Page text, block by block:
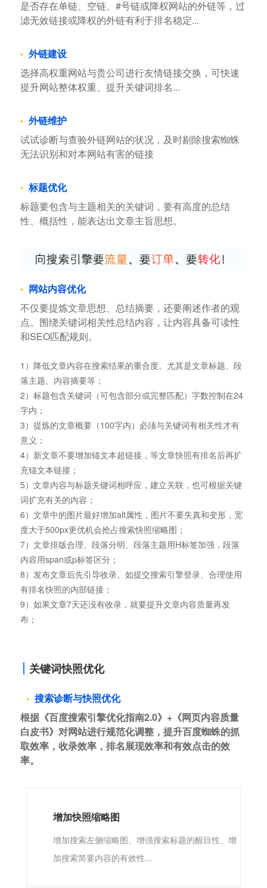
是否存在单链、空链、#号链或降权网站的外链等，过
滤无效链接或降权的外链有利于排名稳定...
外链建设
选择高权重网站与贵公司进行友情链接交换，可快速
提升网站整体权重、提升关键词排名...
外链维护
试试诊断与查验外链网站的状况，及时剔除搜索蜘蛛
无法识别和对本网站有害的链接
标题优化
标题要包含与主题相关的关键词，要有高度的总结
性、概括性，能表达出文章主旨思想。
网站内容优化
不仅要提炼文章思想、总结摘要，还要阐述作者的观
点。围绕关键词相关性总结内容，让内容具备可读性
和SEO匹配规则。
1）降低文章内容在搜索结果的重合度。尤其是文章标题、段
落主题、内容摘要等；
2）标题包含关键词（可包含部分或完整匹配）字数控制在24
字内；
3）提炼的文章概要（100字内）必须与关键词有相关性才有
意义；
4）新文章不要增加锚文本超链接，等文章快照有排名后再扩
充锚文本链接；
5）文章内容与标题关键词相呼应，建立关联，也可根据关键
词扩充有关的内容；
6）文章中的图片最好增加alt属性，图片不要失真和变形，宽
度大于500px更优机会抢占搜索快照缩略图；
7）文章排版合理、段落分明、段落主题用H标签加强，段落
内容用span或p标签区分；
8）发布文章后先引导收录。如提交搜索引擎登录、合理使用
有排名快照的内部链接；
9）如果文章7天还没有收录，就要提升文章内容质量再发
布；
关键词快照优化
搜索诊断与快照优化
根据《百度搜索引擎优化指南2.0》+《网页内容质量
白皮书》对网站进行规范化调整，提升百度蜘蛛的抓
取效率，收录效率，排名展现效率和有效点击的效
率。
增加快照缩略图
增加搜索左侧缩略图、增强搜索标题的醒目性、增
加搜索简要内容的有效性...